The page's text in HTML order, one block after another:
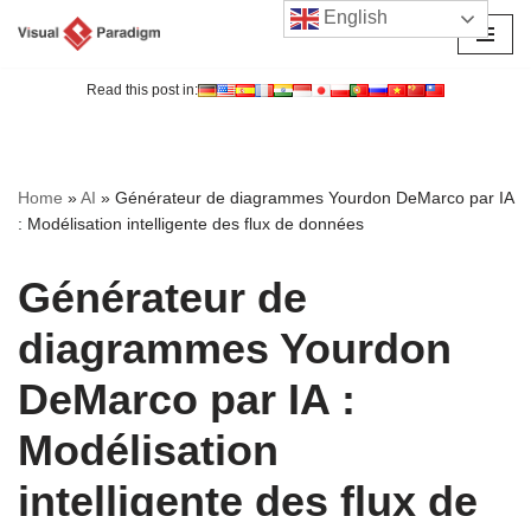
Read this post in:
Home »AI » Générateur de diagrammes Yourdon DeMarco par IA
: Modélisation intelligente des flux de données
Générateur de
diagrammes Yourdon
DeMarco par IA :
Modélisation
intelligente des flux de
English